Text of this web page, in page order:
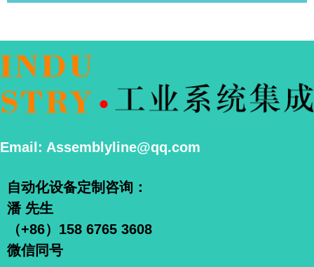
自动化设备定制咨询：
潘 先生
（+86）158 6765 3608
微信同号
Email: Assemblyline@qq.com